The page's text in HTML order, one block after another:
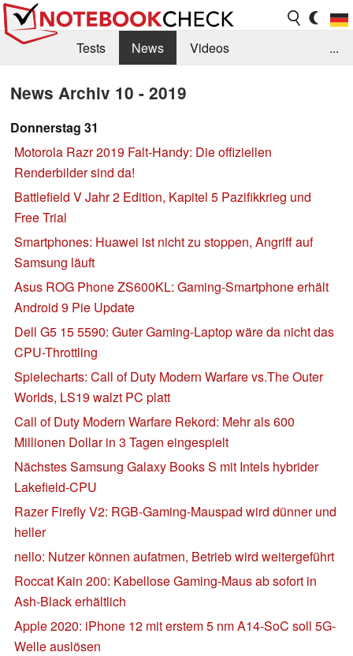
Tests News
Videos
Forum
...
News Archiv 10 - 2019
Donnerstag 31
Motorola Razr 2019 Falt-Handy: Die offiziellen
Renderbilder sind da!
Battlefield V Jahr 2 Edition, Kapitel 5 Pazifikkrieg und
Free Trial
Smartphones: Huawei ist nicht zu stoppen, Angriff auf
Samsung läuft
Asus ROG Phone ZS600KL: Gaming-Smartphone erhält
Android 9 Pie Update
Dell G5 15 5590: Guter Gaming-Laptop wäre da nicht das
CPU-Throttling
Spielecharts: Call of Duty Modern Warfare vs.The Outer
Worlds, LS19 walzt PC platt
Call of Duty Modern Warfare Rekord: Mehr als 600
Millionen Dollar in 3 Tagen eingespielt
Nächstes Samsung Galaxy Books S mit Intels hybrider
Lakefield-CPU
Razer Firefly V2: RGB-Gaming-Mauspad wird dünner und
heller
nello: Nutzer können aufatmen, Betrieb wird weitergeführt
Roccat Kain 200: Kabellose Gaming-Maus ab sofort in
Ash-Black erhältlich
Apple 2020: iPhone 12 mit erstem 5 nm A14-SoC soll 5G-
Welle auslösen